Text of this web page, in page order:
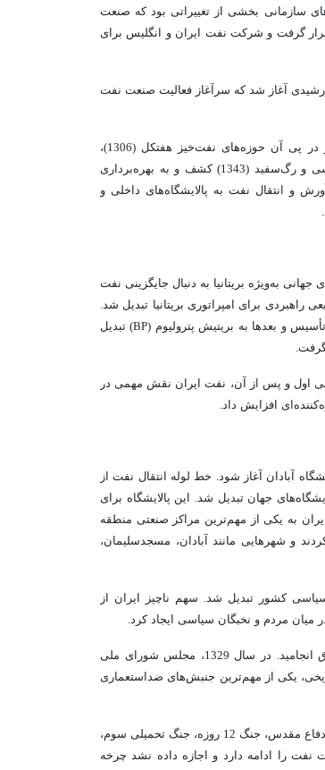
سازمانی بخشی از تغییراتی بود که صنعت
گرفت و شرکت نفت ایران و انگلیس برای
از چاه شماره یک مسجدسلیمان با تولید روزانه 500 بشکه، در عمل از سال 1290 خورشیدی آغاز شد که سرآغاز فعالیت صنعت نفت
پس از پیدایش نفت در مسجدسلیمان، عملیات کاوش برای کشف مخازن دیگر ادامه یافت و در پی آن حوزه‌های نفت‌خیز هفتکل (1306)،
آغاجاری (1315)، اهواز (1337)، بینک (1328)، بی‌بی‌حکیمه (1340)، مارون و کرنج (1342) و پارسی و رگ‌سفید (1343) کشف و به بهره‌برداری
و انتقال نفت به پالایشگاه‌های داخلی و
به‌ویژه بریتانیا به دنبال جایگزینی نفت
راهبردی برای امپراتوری بریتانیا تبدیل شد.
و ایران «Anglo-Iranian Oil Company» تأسیس و بعدها به بریتیش پترولیوم (BP) تبدیل
اول و پس از آن، نفت ایران نقش مهمی در
افزایش داد.
آبادان آغاز شود. خط لوله انتقال نفت از
جهان تبدیل شد. این پالایشگاه برای
به یکی از مهم‌ترین مراکز صنعتی منطقه
و شهرهایی مانند آبادان، مسجدسلیمان،
کشور تبدیل شد. سهم ناچیز ایران از
میان مردم و نخبگان سیاسی ایجاد کرد.
این نارضایتی سرانجام به شکل‌گیری نهضت ملی‌شدن صنعت نفت به رهبری دکتر محمد مصدق انجامید. در سال 1329، مجلس شورای ملی
یکی از مهم‌ترین جنبش‌های ضداستعماری
پس از پیروزی انقلاب اسلامی نیز صنعت نفت همچنان نقش محوری خود را حفظ کرد. در دوران دفاع مقدس، جنگ 12 روزه، جنگ تحمیلی سوم،
نفت را ادامه دارد و اجازه داده نشد چرخه